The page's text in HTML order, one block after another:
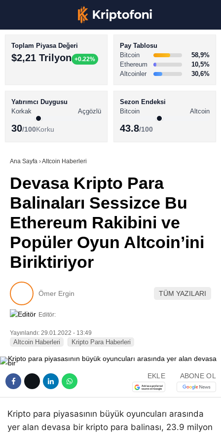
Youtube
TikTok
Telegram
BİTCOİN HABERLERİ
ALTCOİN HABERLERİ
SÖZLÜK
Toplam Piyasa Değeri
$2,21 Trilyon +0.22%
Pay Tablosu
Bitcoin
58,9%
Ethereum
10,5%
Altcoinler
30,6%
Yatırımcı Duygusu
Korkak
Açgözlü
30/100Korku
Sezon Endeksi
Bitcoin
Altcoin
43.8/100
Ana Sayfa ›Altcoin Haberleri
Devasa Kripto Para
Balinaları Sessizce Bu
Ethereum Rakibini ve
Popüler Oyun Altcoin’ini
Biriktiriyor
Ömer Ergin TÜM YAZILARI
Editör:
Yayınlandı: 29.01.2022 - 13:49
Altcoin Haberleri Kripto Para Haberleri
EKLE ABONE OL
Kripto para piyasasının büyük oyuncuları arasında
yer alan devasa bir kripto para balinası, 23.9 milyon